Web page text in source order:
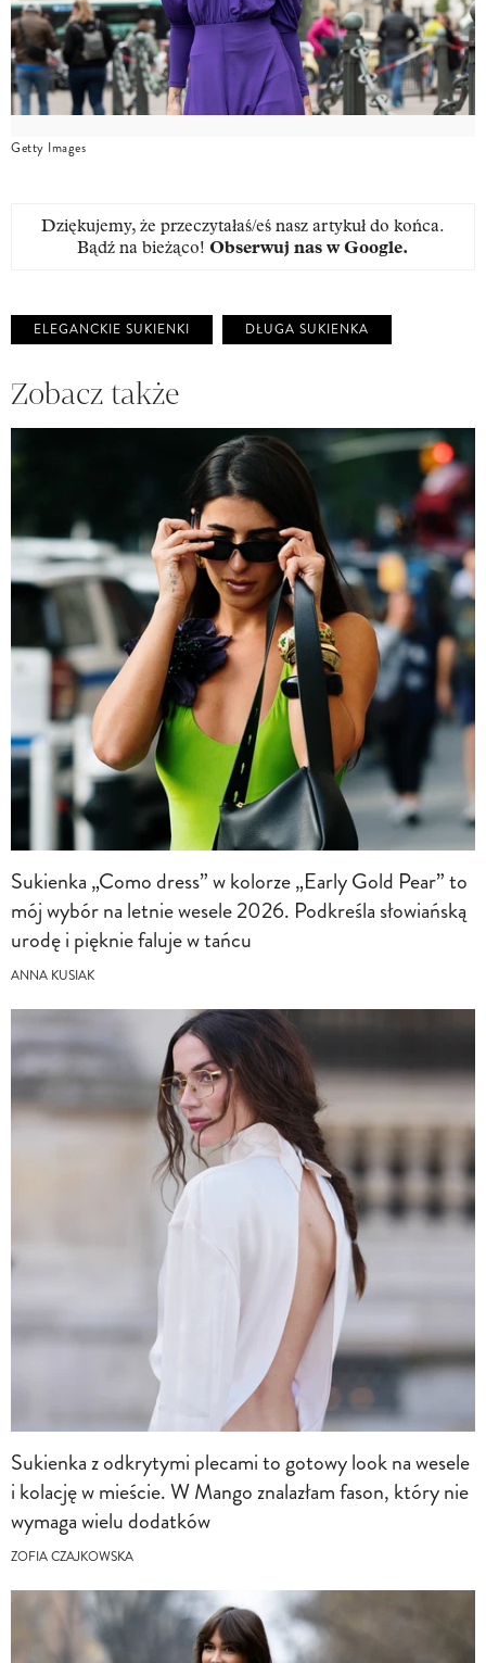
Getty Images
Dziękujemy, że przeczytałaś/eś nasz artykuł do końca.
Bądź na bieżąco! Obserwuj nas w Google.
ELEGANCKIE SUKIENKI DŁUGA SUKIENKA
Zobacz także
Sukienka „Como dress” w kolorze „Early Gold Pear” to
mój wybór na letnie wesele 2026. Podkreśla słowiańską
urodę i pięknie faluje w tańcu
ANNA KUSIAK
Sukienka z odkrytymi plecami to gotowy look na wesele
i kolację w mieście. W Mango znalazłam fason, który nie
wymaga wielu dodatków
ZOFIA CZAJKOWSKA